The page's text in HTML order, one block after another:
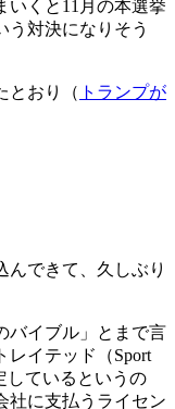
いくと11月の本選挙
う対決になりそう
とおり（ トランプが
んできて、久しぶり
バイブル」とまで言
レイテッド（Sport
しているというの
社に支払うライセン